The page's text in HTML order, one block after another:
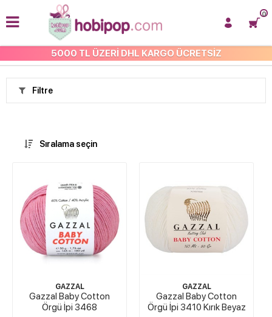
5000 TL ÜZERİ DHL KARGO ÜCRETSİZ
0
ÖRGÜ
Filtre
Sıralama seçin
GAZZAL
Gazzal Baby Cotton
Örgü İpi 3468
GAZZAL
Gazzal Baby Cotton
Örgü İpi 3410 Kırık Beyaz